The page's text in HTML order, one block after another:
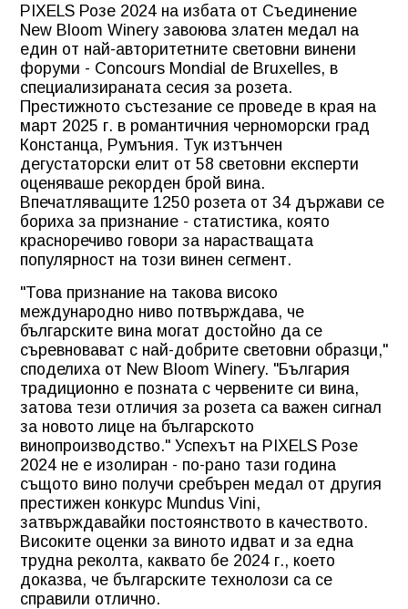
PIXELS Розе 2024 на избата от Съединение
New Bloom Winery завоюва златен медал на
един от най-авторитетните световни винени
форуми - Concours Mondial de Bruxelles, в
специализираната сесия за розета.
Престижното състезание се проведе в края на
март 2025 г. в романтичния черноморски град
Констанца, Румъния. Тук изтънчен
дегустаторски елит от 58 световни експерти
оценяваше рекорден брой вина.
Впечатляващите 1250 розета от 34 държави се
бориха за признание - статистика, която
красноречиво говори за нарастващата
популярност на този винен сегмент.
"Това признание на такова високо
международно ниво потвърждава, че
българските вина могат достойно да се
съревновават с най-добрите световни образци,"
споделиха от New Bloom Winery. "България
традиционно е позната с червените си вина,
затова тези отличия за розета са важен сигнал
за новото лице на българското
винопроизводство." Успехът на PIXELS Розе
2024 не е изолиран - по-рано тази година
същото вино получи сребърен медал от другия
престижен конкурс Mundus Vini,
затвърждавайки постоянството в качеството.
Високите оценки за виното идват и за една
трудна реколта, каквато бе 2024 г., което
доказва, че българските технолози са се
справили отлично.